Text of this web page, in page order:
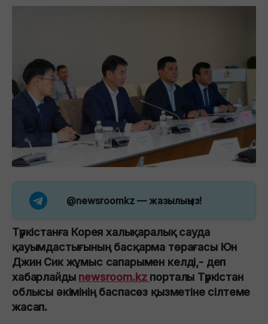
@newsroomkz — жазылыңыз!
Түркістанға Корея халықаралық сауда
қауымдастығының басқарма төрағасы Юн
Джин Сик жұмыс сапарымен келді,- деп
хабарлайды newsroom.kz порталы Түркістан
облысы әкімінің баспасөз қызметіне сілтеме
жасап.